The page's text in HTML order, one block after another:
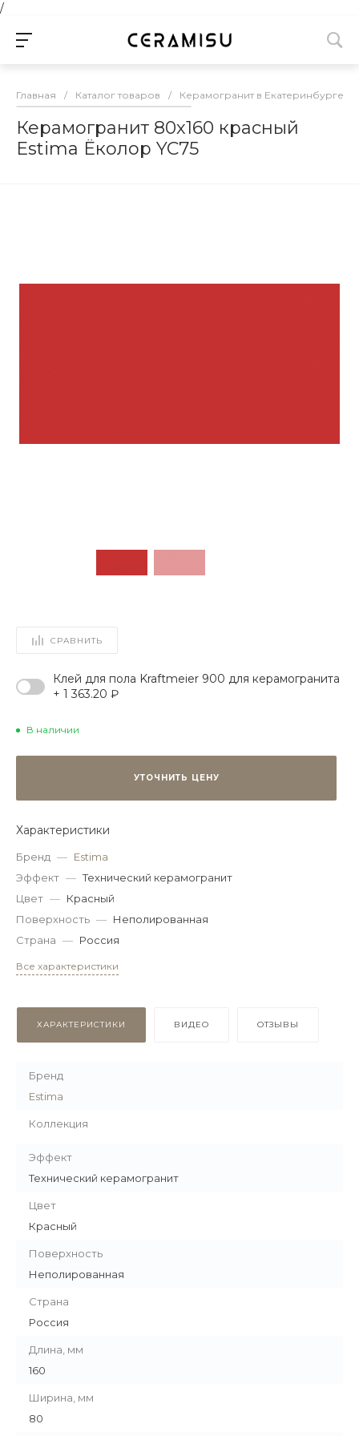
/
Главная / Каталог товаров / Керамогранит в Екатеринбурге
Керамогранит 80х160 красный
Estima Ёколор YC75
СРАВНИТЬ
Клей для пола Kraftmeier 900 для керамогранита
+ 1 363.20 ₽
В наличии
УТОЧНИТЬ ЦЕНУ
Характеристики
Бренд — Estima
Эффект — Технический керамогранит
Цвет — Красный
Поверхность — Неполированная
Страна — Россия
Все характеристики
ХАРАКТЕРИСТИКИ ВИДЕО ОТЗЫВЫ
Бренд
Estima
Коллекция
Эффект
Технический керамогранит
Цвет
Красный
Поверхность
Неполированная
Страна
Россия
Длина, мм
160
Ширина, мм
80